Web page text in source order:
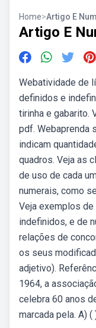
Home>Artigo E
Artigo E
Webatividade de
definidos e
tirinha e gabarito.
pdf. Webaprenda
indicam
quadros. Veja as
de uso de cada
numerais, como
Veja exemplos
indefinidos, e de
relações de
os seus
adjetivo).
1964, a
celebra 60 anos
marcada pela. A)